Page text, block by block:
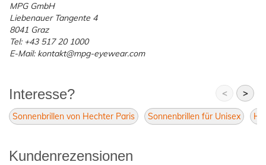
MPG GmbH
Liebenauer Tangente 4
8041 Graz
Tel: +43 517 20 1000
E-Mail: kontakt@mpg-eyewear.com
Interesse? < >
Sonnenbrillen von Hechter Paris Sonnenbrillen für Unisex
Kundenrezensionen